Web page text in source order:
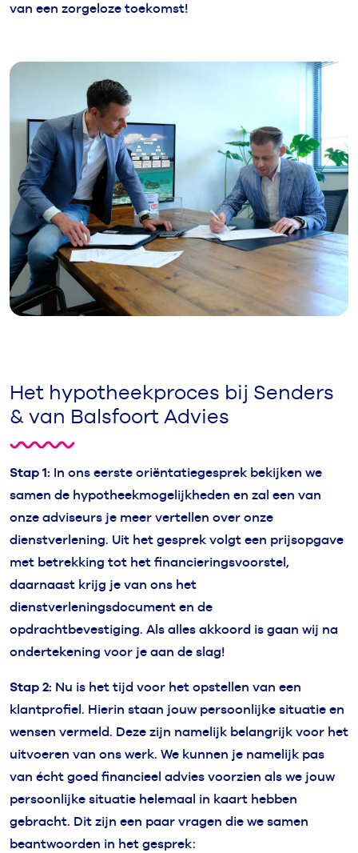
van een zorgeloze toekomst!
Het hypotheekproces bij Senders
& van Balsfoort Advies
Stap 1: In ons eerste oriëntatiegesprek bekijken we
samen de hypotheekmogelijkheden en zal een van
onze adviseurs je meer vertellen over onze
dienstverlening. Uit het gesprek volgt een prijsopgave
met betrekking tot het financieringsvoorstel,
daarnaast krijg je van ons het
dienstverleningsdocument en de
opdrachtbevestiging. Als alles akkoord is gaan wij na
ondertekening voor je aan de slag!
Stap 2: Nu is het tijd voor het opstellen van een
klantprofiel. Hierin staan jouw persoonlijke situatie en
wensen vermeld. Deze zijn namelijk belangrijk voor het
uitvoeren van ons werk. We kunnen je namelijk pas
van écht goed financieel advies voorzien als we jouw
persoonlijke situatie helemaal in kaart hebben
gebracht. Dit zijn een paar vragen die we samen
beantwoorden in het gesprek: